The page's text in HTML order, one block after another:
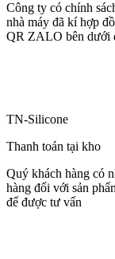
Công ty có chính
nhà máy đã kí hợp
QR ZALO bên dưới
TN-Silicone
Thanh toán tại kho
Quý khách hàng có
hàng đối với sản
để được tư vấn